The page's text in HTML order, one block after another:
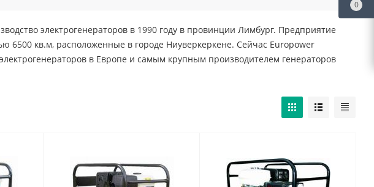
электрогенераторов в 1990 году в провинции Лимбург. Предприятие
6500 кв.м, расположенные в городе Ниуверкеркене. Сейчас Europower
в Европе и самым крупным производителем генераторов
0